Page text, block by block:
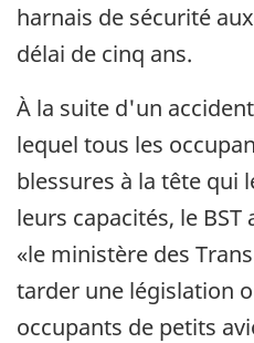
harnais de sécurité
délai de cinq ans.
À la suite d'un
lequel tous les
blessures à la tête qui
leurs capacités, le
«le ministère des
tarder une législation
occupants de petits